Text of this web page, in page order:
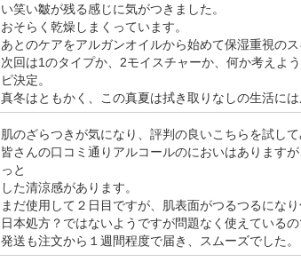
い笑い皺が残る感じに気がつきました。
おそらく乾燥しまくっています。
あとのケアをアルガンオイルから始めて保湿重視のス
次回は1のタイプか、2モイスチャーか、何か考えよ
ピ決定。
真冬はともかく、この真夏は拭き取りなしの生活には
肌のざらつきが気になり、評判の良いこちらを試して
皆さんの口コミ通りアルコールのにおいはあります
っと
した清涼感があります。
まだ使用して２日目ですが、肌表面がつるつるにな
日本処方？ではないようですが問題なく使えている
発送も注文から１週間程度で届き、スムーズでした。